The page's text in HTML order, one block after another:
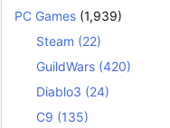
PC Games (1,939)
Steam (22)
GuildWars (420)
Diablo3 (24)
C9 (135)